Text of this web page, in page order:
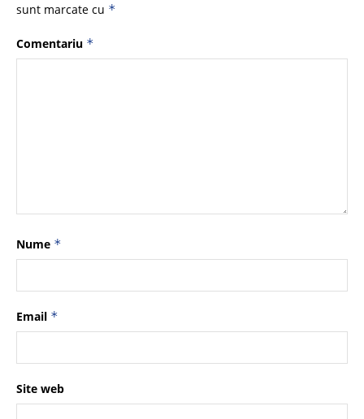
sunt marcate cu *
Comentariu *
Nume *
Email *
Site web